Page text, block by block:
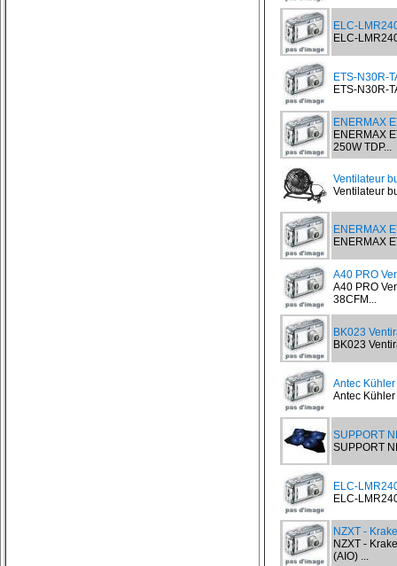
ELC-
ELC-
ETS-N30R-
ETS-N30R-
ENERMAX
ENERMAX
250W TDP...
Ventilateur
Ventilateur
ENERMAX
ENERMAX
A40 PRO
A40 PRO
38CFM...
BK023
BK023
Antec
Antec Kühler
SUPPORT
SUPPORT
ELC-
ELC-
NZXT -
NZXT -
(AIO) ...